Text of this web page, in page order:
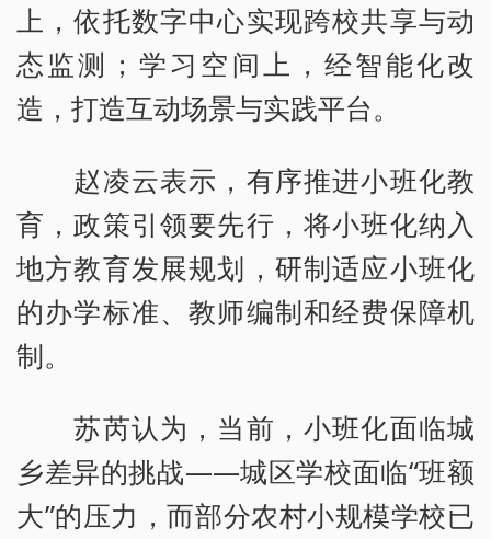
上，依托数字中心实现跨校共享与动
态监测；学习空间上，经智能化改
造，打造互动场景与实践平台。
赵凌云表示，有序推进小班化教
育，政策引领要先行，将小班化纳入
地方教育发展规划，研制适应小班化
的办学标准、教师编制和经费保障机
制。
苏芮认为，当前，小班化面临城
乡差异的挑战——城区学校面临“班额
大”的压力，而部分农村小规模学校已